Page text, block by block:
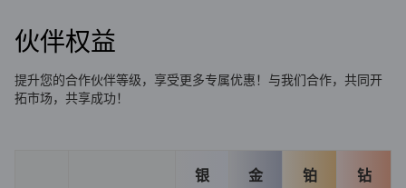
伙伴权益
提升您的合作伙伴等级，享受更多专属优惠！与我们合作，共同开
拓市场，共享成功！
银
金
铂
钻